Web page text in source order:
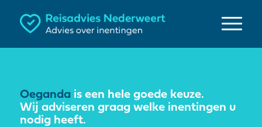
Oeganda is een hele goede keuze.
Wij adviseren graag welke inentingen u
nodig heeft.